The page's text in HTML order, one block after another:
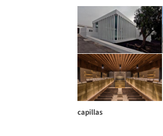
capillas